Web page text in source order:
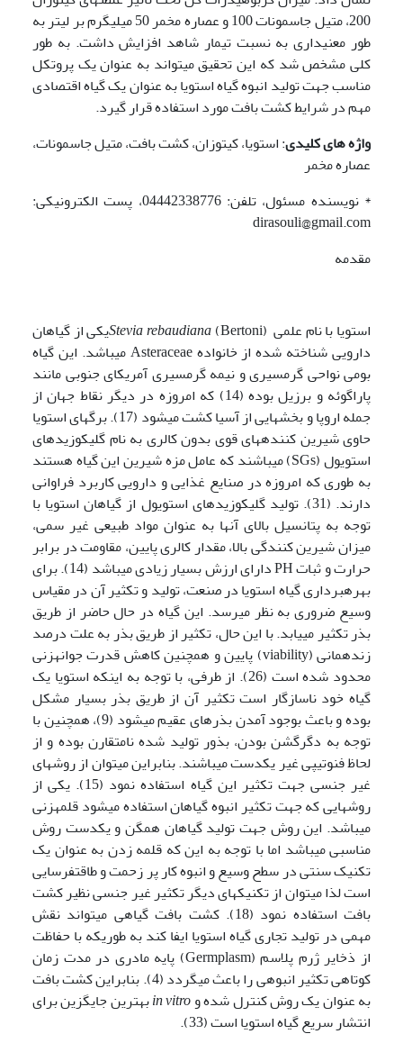
200، متیل جاسمونات 100 و عصاره مخمر 50 میلی­گرم بر لیتر به
طور معنی­داری به نسبت تیمار شاهد افزایش داشت. به طور
کلی مشخص شد که این تحقیق می­تواند به عنوان یک پروتکل
مناسب جهت تولید انبوه گیاه استویا به عنوان یک گیاه اقتصادی
مهم در شرایط کشت بافت مورد استفاده قرار گیرد.
واژه های کلیدی: استویا، کیتوزان، کشت بافت، متیل جاسمونات،
عصاره مخمر
* نویسنده مسئول، تلفن: 04442338776، پست الکترونیکی:
dirasouli@gmail.com
مقدمه
استویا با نام علمی Stevia rebaudiana(Bertoni)یکی از گیاهان
دارویی شناخته شده از خانواده Asteraceae می­باشد. این گیاه
بومی نواحی گرمسیری و نیمه گرمسیری آمریکای جنوبی مانند
پاراگوئه و برزیل بوده (14) که امروزه در دیگر نقاط جهان از
جمله اروپا و بخش­هایی از آسیا کشت می­شود (17). برگ­های استویا
حاوی شیرین کننده­های قوی بدون کالری به نام گلیکوزیدهای
استویول (SGs) می­باشند که عامل مزه شیرین این گیاه هستند
به طوری که امروزه در صنایع غذایی و دارویی کاربرد فراوانی
دارند. (31). تولید گلیکوزیدهای استویول از گیاهان استویا با
توجه به پتانسیل بالای آن­ها به عنوان مواد طبیعی غیر سمی،
میزان شیرین کنندگی بالا، مقدار کالری پایین، مقاومت در برابر
حرارت و ثبات PH دارای ارزش بسیار زیادی می­باشد (14). برای
بهره­برداری گیاه استویا در صنعت، تولید و تکثیر آن در مقیاس
وسیع ضروری به نظر می­رسد. این گیاه در حال حاضر از طریق
بذر تکثیر می­یابد. با این حال، تکثیر از طریق بذر به علت درصد
زنده­مانی (viability) پایین و همچنین کاهش قدرت جوانه­زنی
محدود شده است (26). از طرفی، با توجه به اینکه استویا یک
گیاه خود ناسازگار است تکثیر آن از طریق بذر بسیار مشکل
بوده و باعث بوجود آمدن بذرهای عقیم می­شود (9)، همچنین با
توجه به دگرگشن بودن، بذور تولید شده نامتقارن بوده و از
لحاظ فنوتیپی غیر یکدست می­باشند. بنابراین می­توان از روش­های
غیر جنسی جهت تکثیر این گیاه استفاده نمود (15). یکی از
روش­هایی که جهت تکثیر انبوه گیاهان استفاده می­شود قلمه­زنی
می­باشد. این روش جهت تولید گیاهان همگن و یکدست روش
مناسبی می­باشد اما با توجه به این که قلمه زدن به عنوان یک
تکنیک سنتی در سطح وسیع و انبوه کار پر زحمت و طاقت­فرسایی
است لذا می­توان از تکنیک­های دیگر تکثیر غیر جنسی نظیر کشت
بافت استفاده نمود (18). کشت بافت گیاهی می­تواند نقش
مهمی در تولید تجاری گیاه استویا ایفا کند به طوری­که با حفاظت
از ذخایر ژرم پلاسم (Germplasm) پایه مادری در مدت زمان
کوتاهی تکثیر انبوهی را باعث می­گردد (4). بنابراین کشت بافت
به عنوان یک روش کنترل شده وin vitroبهترین جایگزین برای
انتشار سریع گیاه استویا است (33).